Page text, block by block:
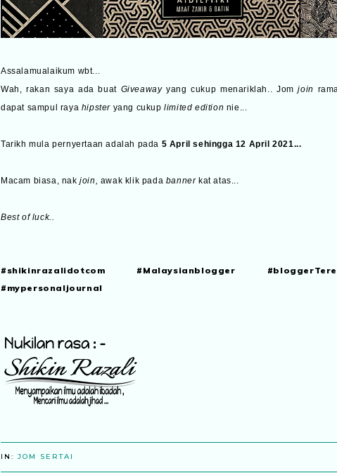
Assalamualaikum wbt...
Wah, rakan saya ada buat Giveawayyang cukup menariklah.. Jomjoin
dapat sampul raya hipster yang cukuplimited edition nie...
Tarikh mula pernyertaan adalah pada 5 April sehingga 12 April 2021...
Macam biasa, nakjoin, awak klik pada banner kat atas...
Best of luck..
#shikinrazalidotcom #Malaysianblogger
#mypersonaljournal
IN: JOM SERTAI